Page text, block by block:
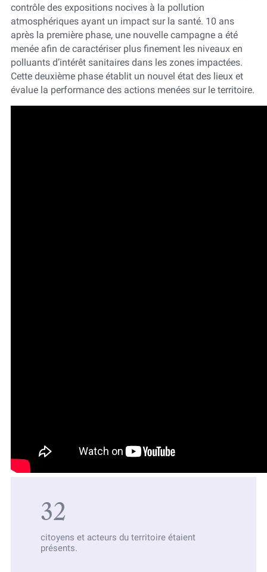
contrôle des expositions nocives à la pollution
atmosphériques ayant un impact sur la santé. 10 ans
après la première phase, une nouvelle campagne a été
menée afin de caractériser plus finement les niveaux en
polluants d’intérêt sanitaires dans les zones impactées.
Cette deuxième phase établit un nouvel état des lieux et
évalue la performance des actions menées sur le territoire.
32
citoyens et acteurs du territoire étaient
présents.